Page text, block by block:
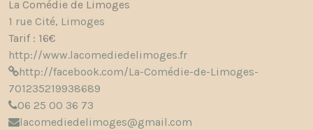
La Comédie de Limoges
1 rue Cité, Limoges
Tarif : 16€
http://www.lacomediedelimoges.fr
http://facebook.com/La-Comédie-de-Limoges-
701235219938689
06 25 00 36 73
lacomediedelimoges@gmail.com